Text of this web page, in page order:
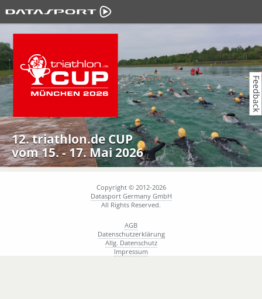
12. triathlon.de CUP
vom 15. - 17. Mai 2026
Copyright © 2012-2026
Datasport Germany GmbH
All Rights Reserved.
AGB
Datenschutzerklärung
Allg. Datenschutz
Impressum
Feedback